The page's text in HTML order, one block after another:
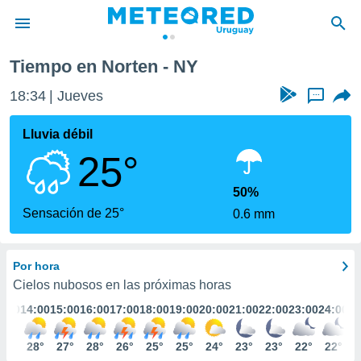
de
ha
para
que se
calidad.
a este
las
y
digital
basada
Tiempo en Norten - NY
18:34 Jueves ...
Lluvia débil
25°
Sensación de 25°
50%
0.6 mm
Por hora
Cielos nubosos en las próximas horas
14:00
28°
15:00
27°
16:00
28°
17:00
26°
18:00
25°
19:00
25°
20:00
24°
21:00
23°
22:00
23°
23:00
22°
24:00
22°